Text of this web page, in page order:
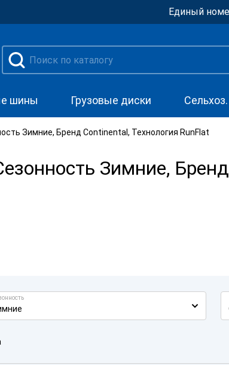
Единый
шины Грузовые диски
Зимние, Бренд Continental, Технология RunFlat
Зимние,